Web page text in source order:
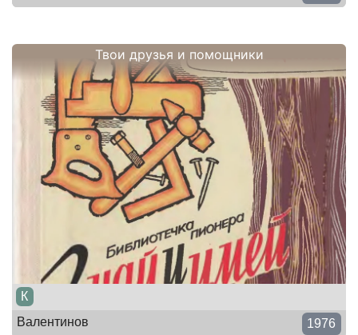
Твои друзья и помощники
К
Валентинов
1976